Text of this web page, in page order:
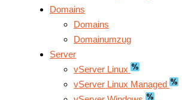
Domains
Domains
Domainumzug
Server
vServer Linux
vServer Linux Managed